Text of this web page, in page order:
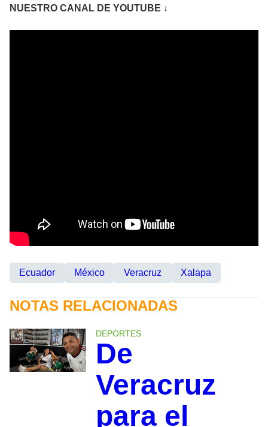
NUESTRO CANAL DE YOUTUBE ↓
Ecuador México Veracruz Xalapa
NOTAS RELACIONADAS
DEPORTES
De
Veracruz
para el